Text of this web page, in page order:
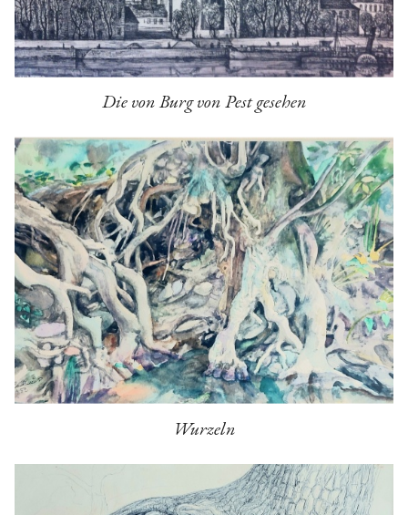
Die von Burg von Pest gesehen
Wurzeln